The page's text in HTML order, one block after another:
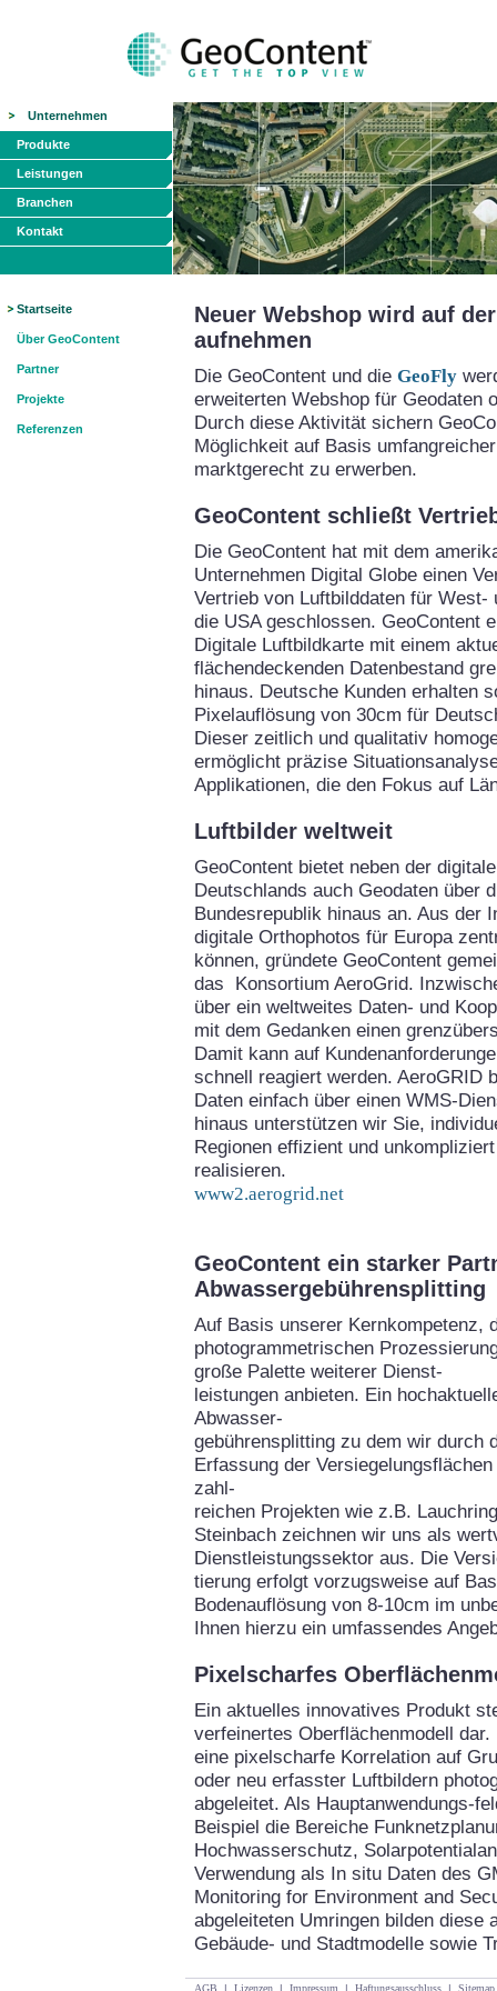
Unternehmen
Produkte
Leistungen
Branchen
Kontakt
Startseite
Über GeoContent
Partner
Projekte
Referenzen
Neuer Webshop wird auf
aufnehmen
Die GeoContent und die GeoFly
erweiterten Webshop für Geodaten
Durch diese Aktivität sichern
Möglichkeit auf Basis
marktgerecht zu erwerben.
GeoContent schließt
Die GeoContent hat mit dem
Unternehmen Digital Globe einen
Vertrieb von Luftbilddaten für West-
die USA geschlossen. GeoContent
Digitale Luftbildkarte mit einem
flächendeckenden Datenbestand
hinaus. Deutsche Kunden erhalten
Pixelauflösung von 30cm für
Dieser zeitlich und qualitativ
ermöglicht präzise
Applikationen, die den Fokus auf
Luftbilder weltweit
GeoContent bietet neben der
Deutschlands auch Geodaten über
Bundesrepublik hinaus an. Aus der
digitale Orthophotos für Europa
können, gründete GeoContent
das Konsortium AeroGrid.
über ein weltweites Daten- und
mit dem Gedanken einen
Damit kann auf
schnell reagiert werden. AeroGRID
Daten einfach über einen WMS-
hinaus unterstützen wir Sie,
Regionen effizient und
realisieren.
www2.aerogrid.net
GeoContent ein starker
Abwassergebührensplitting
Auf Basis unserer Kernkompetenz,
photogrammetrischen
große Palette weiterer Dienst-
leistungen anbieten. Ein
Abwasser-
gebührensplitting zu dem wir durch
Erfassung der
zahl-
reichen Projekten wie z.B.
Steinbach zeichnen wir uns als
Dienstleistungssektor aus. Die
tierung erfolgt vorzugsweise auf
Bodenauflösung von 8-10cm im
Ihnen hierzu ein umfassendes
Pixelscharfes
Ein aktuelles innovatives Produkt
verfeinertes Oberflächenmodell
eine pixelscharfe Korrelation auf
oder neu erfasster Luftbildern
abgeleitet. Als Hauptanwendungs-
Beispiel die Bereiche
Hochwasserschutz,
Verwendung als In situ Daten des
Monitoring for Environment and
abgeleiteten Umringen bilden diese
Gebäude- und Stadtmodelle sowie
AGB | Lizenzen | Impressum | Haftungsausschluss | Sitemap